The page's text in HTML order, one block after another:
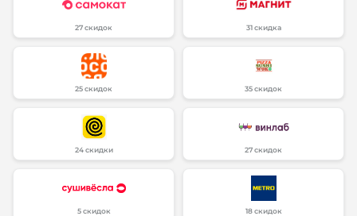
27 скидок 31 скидка
25 скидок 35 скидок
24 скидки 27 скидок
5 скидок 18 скидок